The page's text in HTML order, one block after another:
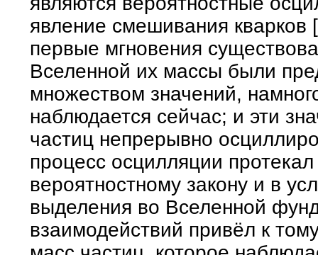
явление смешивания
первые мгновения
Вселенной их массы были
множеством значений,
наблюдается сейчас; и эти
частиц непрерывно
процесс осцилляции
вероятностному закону и в
выделения во Вселенной
взаимодействий привёл к